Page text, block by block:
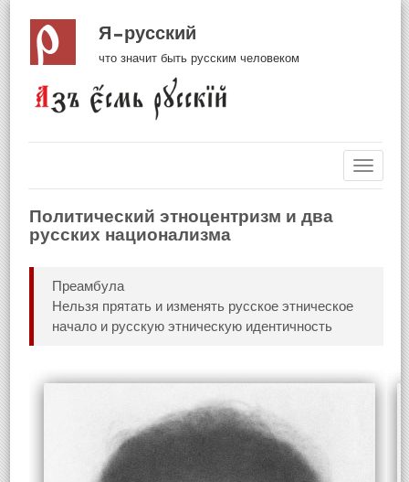
Я русский
что значит быть русским человеком
Политический этноцентризм и два
русских национализма
Преамбула
Нельзя прятать и изменять русское этническое
начало и русскую этническую идентичность